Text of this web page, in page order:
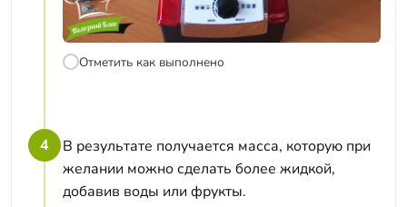
Отметить как выполнено
4
В результате получается масса, которую при
желании можно сделать более жидкой,
добавив воды или фрукты.